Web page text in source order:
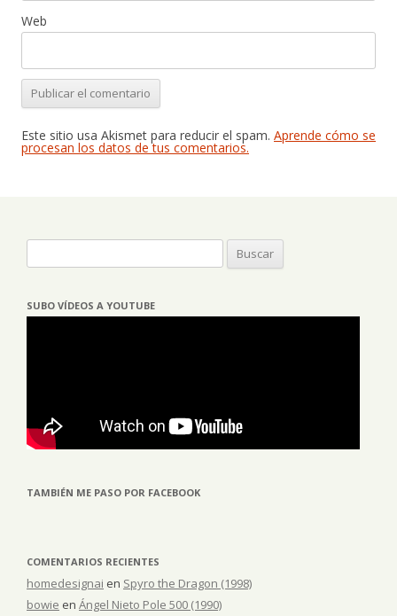
Web
Este sitio usa Akismet para reducir el spam. Aprende cómo se
procesan los datos de tus comentarios.
SUBO VÍDEOS A YOUTUBE
TAMBIÉN ME PASO POR FACEBOOK
COMENTARIOS RECIENTES
homedesignai en Spyro the Dragon (1998)
bowie en Ángel Nieto Pole 500 (1990)